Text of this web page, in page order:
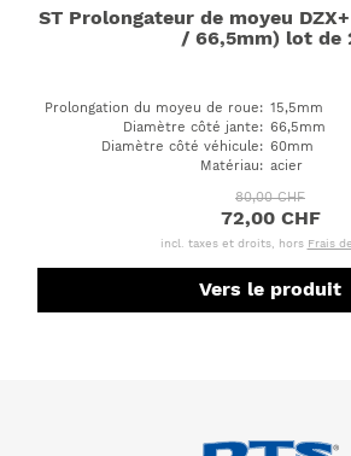
ST Prolongateur de moyeu
/ 66,5mm) lot de
Prolongation du moyeu de roue: 15,5mm
Diamètre côté jante: 66,5mm
Diamètre côté véhicule: 60mm
Matériau: acier
80,00 CHF
72,00 CHF
incl. taxes et droits, hors Frais
Vers le produit